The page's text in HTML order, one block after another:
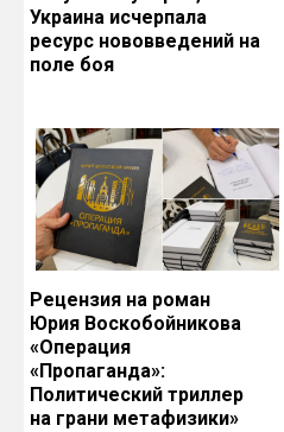
Украина исчерпала
ресурс нововведений на
поле боя
Рецензия на роман
Юрия Воскобойникова
«Операция
«Пропаганда»:
Политический триллер
на грани метафизики»